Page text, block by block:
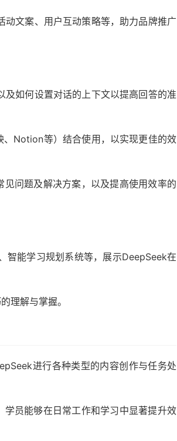
文案、用户互动策略等，助力品牌推广
如何设置对话的上下文以提高回答的准
Notion等）结合使用，以实现更佳的效
问题及解决方案，以及提高使用效率的
智能学习规划系统等，展示DeepSeek在
理解与掌握。
进行各种类型的内容创作与任务处
员能够在日常工作和学习中显著提升效